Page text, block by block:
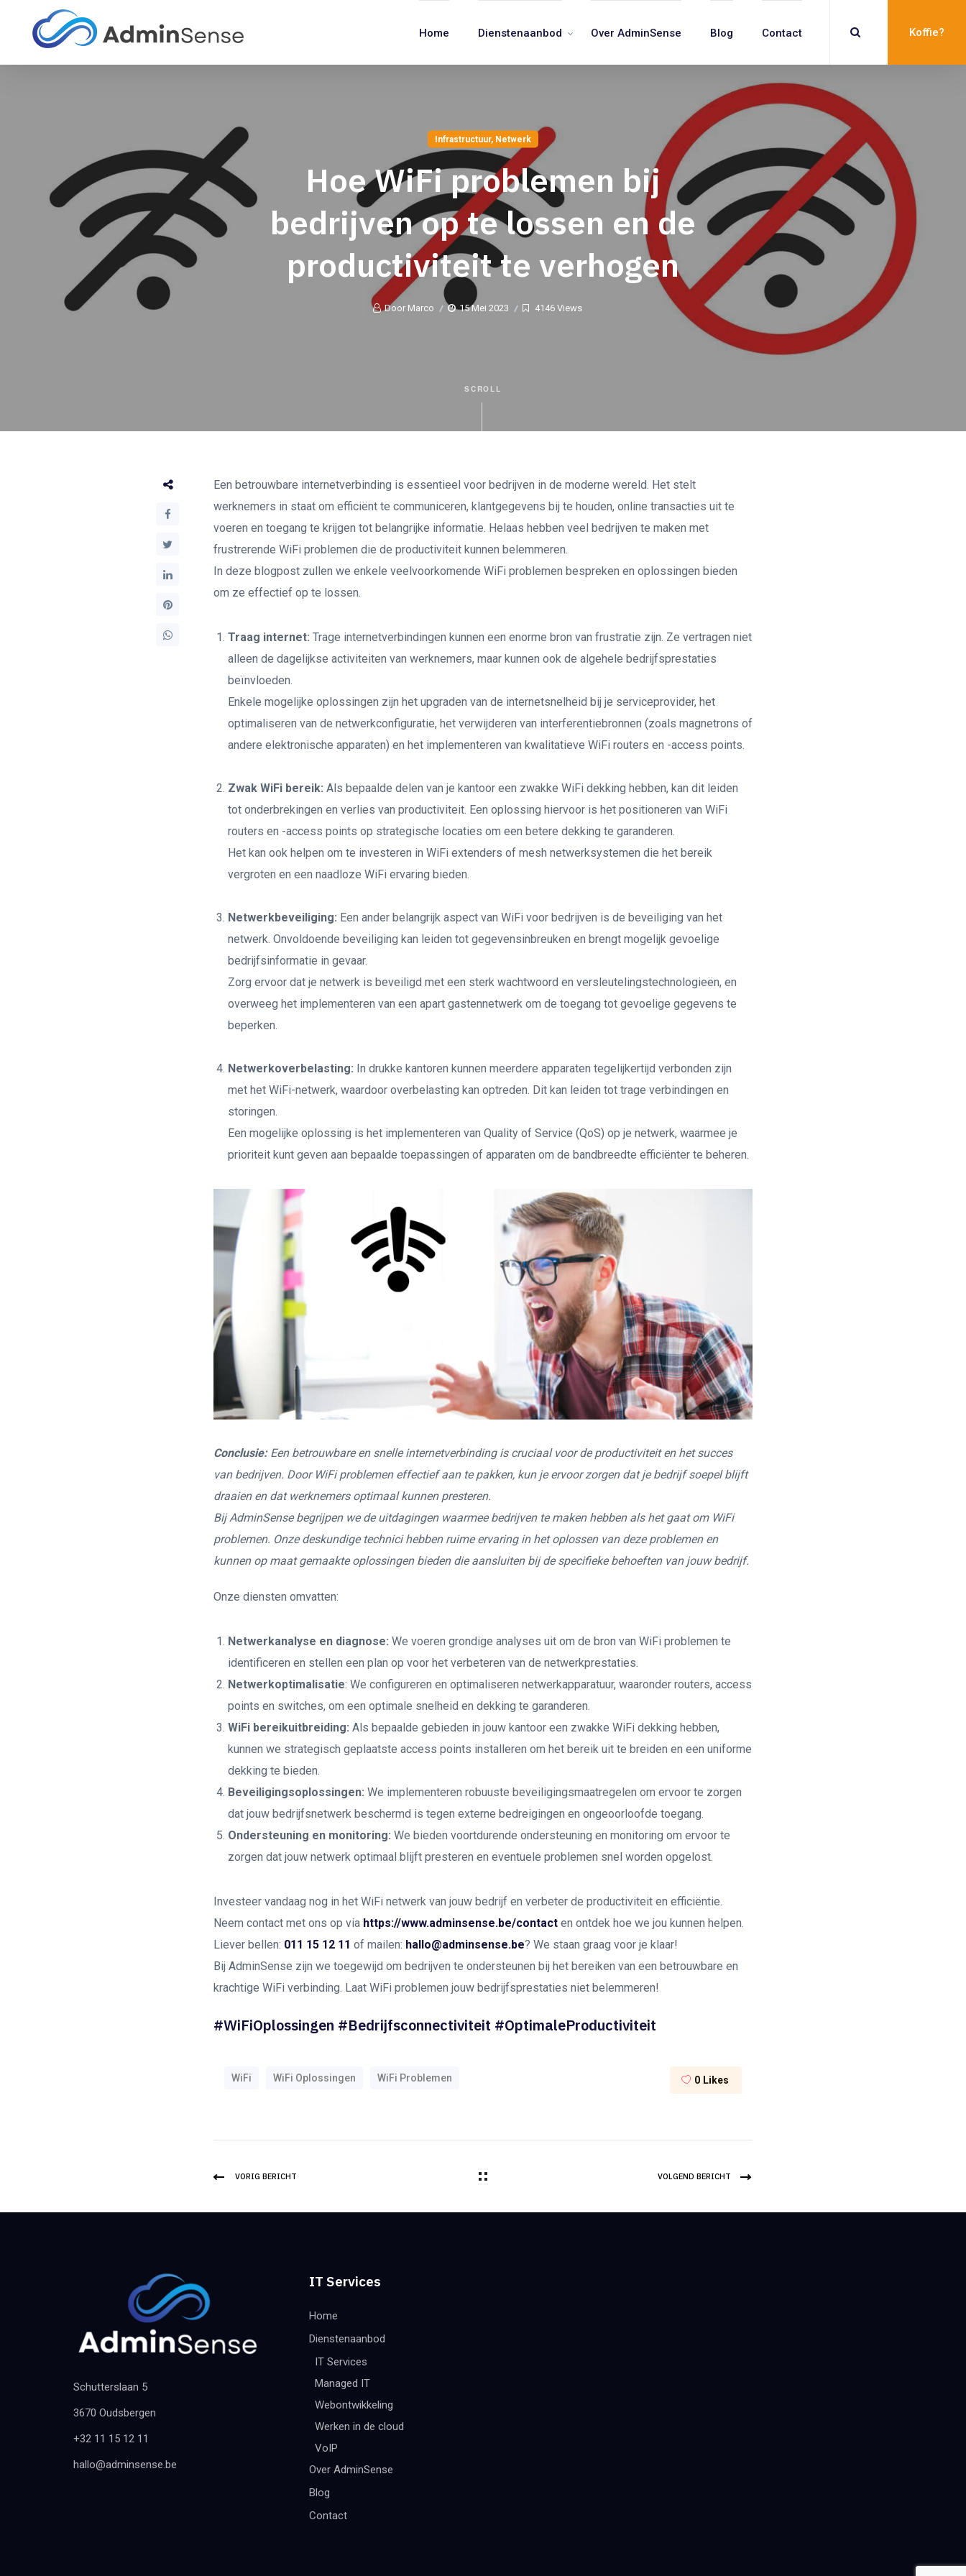
Koffie?
Home Dienstenaanbod Over AdminSense Blog Contact
Infrastructuur, Netwerk
Hoe WiFi problemen bij
bedrijven op te lossen en de
productiviteit te verhogen
Door Marco 15 Mei 2023 4146 Views
SCROLL
Een betrouwbare internetverbinding is essentieel voor bedrijven in de moderne wereld. Het stelt
werknemers in staat om efficiënt te communiceren, klantgegevens bij te houden, online transacties uit te
voeren en toegang te krijgen tot belangrijke informatie. Helaas hebben veel bedrijven te maken met
frustrerende WiFi problemen die de productiviteit kunnen belemmeren.
In deze blogpost zullen we enkele veelvoorkomende WiFi problemen bespreken en oplossingen bieden
om ze effectief op te lossen.
Traag internet: Trage internetverbindingen kunnen een enorme bron van frustratie zijn. Ze vertragen niet
alleen de dagelijkse activiteiten van werknemers, maar kunnen ook de algehele bedrijfsprestaties
beïnvloeden.
Enkele mogelijke oplossingen zijn het upgraden van de internetsnelheid bij je serviceprovider, het
optimaliseren van de netwerkconfiguratie, het verwijderen van interferentiebronnen (zoals magnetrons of
andere elektronische apparaten) en het implementeren van kwalitatieve WiFi routers en -access points.
Zwak WiFi bereik: Als bepaalde delen van je kantoor een zwakke WiFi dekking hebben, kan dit leiden
tot onderbrekingen en verlies van productiviteit. Een oplossing hiervoor is het positioneren van WiFi
routers en -access points op strategische locaties om een betere dekking te garanderen.
Het kan ook helpen om te investeren in WiFi extenders of mesh netwerksystemen die het bereik
vergroten en een naadloze WiFi ervaring bieden.
Netwerkbeveiliging: Een ander belangrijk aspect van WiFi voor bedrijven is de beveiliging van het
netwerk. Onvoldoende beveiliging kan leiden tot gegevensinbreuken en brengt mogelijk gevoelige
bedrijfsinformatie in gevaar.
Zorg ervoor dat je netwerk is beveiligd met een sterk wachtwoord en versleutelingstechnologieën, en
overweeg het implementeren van een apart gastennetwerk om de toegang tot gevoelige gegevens te
beperken.
Netwerkoverbelasting: In drukke kantoren kunnen meerdere apparaten tegelijkertijd verbonden zijn
met het WiFi-netwerk, waardoor overbelasting kan optreden. Dit kan leiden tot trage verbindingen en
storingen.
Een mogelijke oplossing is het implementeren van Quality of Service (QoS) op je netwerk, waarmee je
prioriteit kunt geven aan bepaalde toepassingen of apparaten om de bandbreedte efficiënter te beheren.
Conclusie:Een betrouwbare en snelle internetverbinding is cruciaal voor de productiviteit en het succes
van bedrijven. Door WiFi problemen effectief aan te pakken, kun je ervoor zorgen dat je bedrijf soepel blijft
draaien en dat werknemers optimaal kunnen presteren.
Bij AdminSense begrijpen we de uitdagingen waarmee bedrijven te maken hebben als het gaat om WiFi
problemen. Onze deskundige technici hebben ruime ervaring in het oplossen van deze problemen en
kunnen op maat gemaakte oplossingen bieden die aansluiten bij de specifieke behoeften van jouw bedrijf.
Onze diensten omvatten:
Netwerkanalyse en diagnose: We voeren grondige analyses uit om de bron van WiFi problemen te
identificeren en stellen een plan op voor het verbeteren van de netwerkprestaties.
Netwerkoptimalisatie: We configureren en optimaliseren netwerkapparatuur, waaronder routers, access
points en switches, om een optimale snelheid en dekking te garanderen.
WiFi bereikuitbreiding: Als bepaalde gebieden in jouw kantoor een zwakke WiFi dekking hebben,
kunnen we strategisch geplaatste access points installeren om het bereik uit te breiden en een uniforme
dekking te bieden.
Beveiligingsoplossingen: We implementeren robuuste beveiligingsmaatregelen om ervoor te zorgen
dat jouw bedrijfsnetwerk beschermd is tegen externe bedreigingen en ongeoorloofde toegang.
Ondersteuning en monitoring: We bieden voortdurende ondersteuning en monitoring om ervoor te
zorgen dat jouw netwerk optimaal blijft presteren en eventuele problemen snel worden opgelost.
Investeer vandaag nog in het WiFi netwerk van jouw bedrijf en verbeter de productiviteit en efficiëntie.
Neem contact met ons op via https://www.adminsense.be/contact en ontdek hoe we jou kunnen helpen.
Liever bellen: 011 15 12 11 of mailen: hallo@adminsense.be? We staan graag voor je klaar!
Bij AdminSense zijn we toegewijd om bedrijven te ondersteunen bij het bereiken van een betrouwbare en
krachtige WiFi verbinding. Laat WiFi problemen jouw bedrijfsprestaties niet belemmeren!
#WiFiOplossingen #Bedrijfsconnectiviteit #OptimaleProductiviteit
WiFi WiFi Oplossingen WiFi Problemen 0 Likes
VORIG BERICHT VOLGEND BERICHT
Schutterslaan 5
3670 Oudsbergen
+32 11 15 12 11
hallo@adminsense.be
IT Services
Home
Dienstenaanbod
IT Services
Managed IT
Webontwikkeling
Werken in de cloud
VoIP
Over AdminSense
Blog
Contact